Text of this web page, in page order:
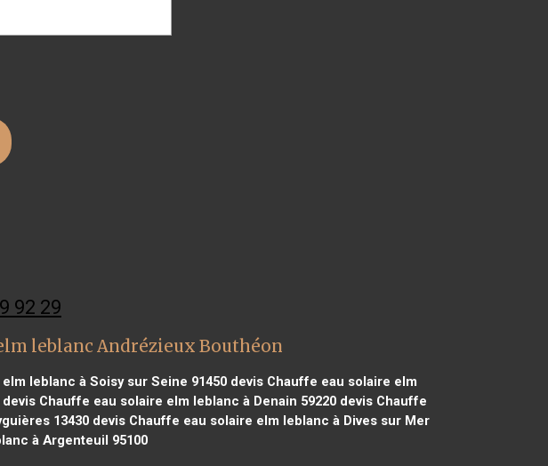
92 29
leblanc Andrézieux Bouthéon
leblanc à Soisy sur Seine 91450 devis Chauffe eau solaire elm
devis Chauffe eau solaire elm leblanc à Denain 59220 devis Chauffe
13430devis Chauffe eau solaire elm leblanc à Dives sur Mer
à Argenteuil 95100